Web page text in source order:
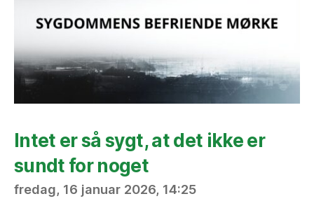
Intet er så sygt, at det ikke er
sundt for noget
fredag, 16 januar 2026, 14:25